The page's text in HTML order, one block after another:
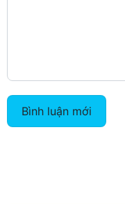
Bình luận mới